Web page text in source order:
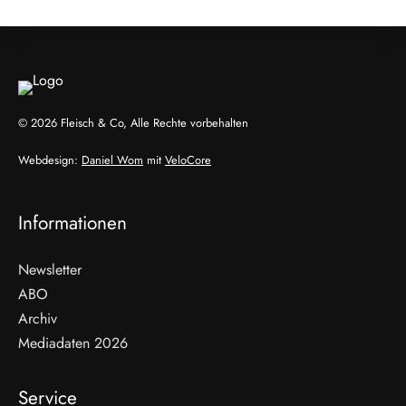
© 2026 Fleisch & Co, Alle Rechte vorbehalten
Webdesign: Daniel Wom mit VeloCore
Informationen
Newsletter
ABO
Archiv
Mediadaten 2026
Service